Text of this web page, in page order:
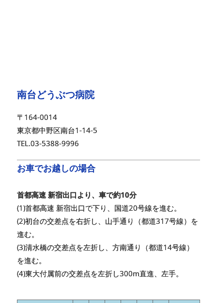
南台どうぶつ病院
〒164-0014
東京都中野区南台1-14-5
TEL.03-5388-9996
お車でお越しの場合
首都高速 新宿出口より、車で約10分
(1)首都高速 新宿出口で下り、国道20号線を進む。
(2)初台の交差点を右折し、山手通り（都道317号線）を
進む。
(3)清水橋の交差点を左折し、方南通り（都道14号線）
を進む。
(4)東大付属前の交差点を左折し300m直進、左手。